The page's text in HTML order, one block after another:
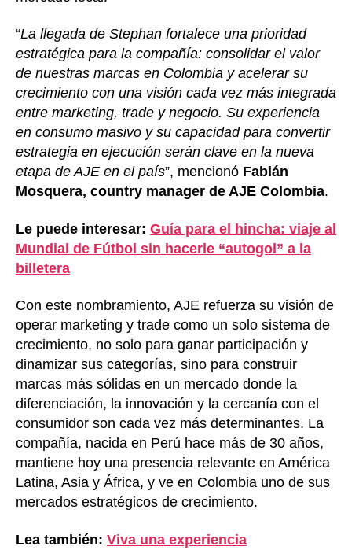
“La llegada de Stephan fortalece una prioridad
estratégica para la compañía: consolidar el valor
de nuestras marcas en Colombia y acelerar su
crecimiento con una visión cada vez más integrada
entre marketing, trade y negocio. Su experiencia
en consumo masivo y su capacidad para convertir
estrategia en ejecución serán clave en la nueva
etapa de AJE en el país”, mencionó Fabián
Mosquera, country manager de AJE Colombia.
Le puede interesar: Guía para el hincha: viaje al
Mundial de Fútbol sin hacerle “autogol” a la
billetera
Con este nombramiento, AJE refuerza su visión de
operar marketing y trade como un solo sistema de
crecimiento, no solo para ganar participación y
dinamizar sus categorías, sino para construir
marcas más sólidas en un mercado donde la
diferenciación, la innovación y la cercanía con el
consumidor son cada vez más determinantes. La
compañía, nacida en Perú hace más de 30 años,
mantiene hoy una presencia relevante en América
Latina, Asia y África, y ve en Colombia uno de sus
mercados estratégicos de crecimiento.
Lea también: Viva una experiencia